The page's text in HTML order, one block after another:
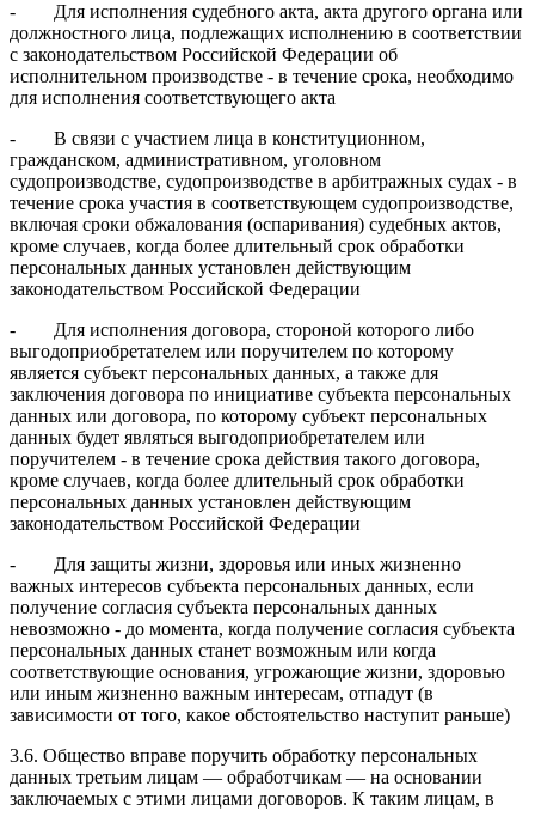
- Для исполнения судебного акта, акта другого органа или
должностного лица, подлежащих исполнению в соответствии
с законодательством Российской Федерации об
исполнительном производстве - в течение срока, необходимо
для исполнения соответствующего акта
- В связи с участием лица в конституционном,
гражданском, административном, уголовном
судопроизводстве, судопроизводстве в арбитражных судах - в
течение срока участия в соответствующем судопроизводстве,
включая сроки обжалования (оспаривания) судебных актов,
кроме случаев, когда более длительный срок обработки
персональных данных установлен действующим
законодательством Российской Федерации
- Для исполнения договора, стороной которого либо
выгодоприобретателем или поручителем по которому
является субъект персональных данных, а также для
заключения договора по инициативе субъекта персональных
данных или договора, по которому субъект персональных
данных будет являться выгодоприобретателем или
поручителем - в течение срока действия такого договора,
кроме случаев, когда более длительный срок обработки
персональных данных установлен действующим
законодательством Российской Федерации
- Для защиты жизни, здоровья или иных жизненно
важных интересов субъекта персональных данных, если
получение согласия субъекта персональных данных
невозможно - до момента, когда получение согласия субъекта
персональных данных станет возможным или когда
соответствующие основания, угрожающие жизни, здоровью
или иным жизненно важным интересам, отпадут (в
зависимости от того, какое обстоятельство наступит раньше)
3.6. Общество вправе поручить обработку персональных
данных третьим лицам — обработчикам — на основании
заключаемых с этими лицами договоров. К таким лицам, в